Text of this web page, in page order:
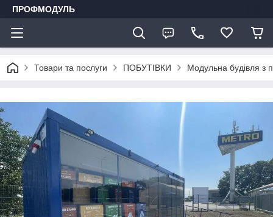
ПРОФМОДУЛЬ
Товари та послуги ПОБУТІВКИ Модульна будівля з